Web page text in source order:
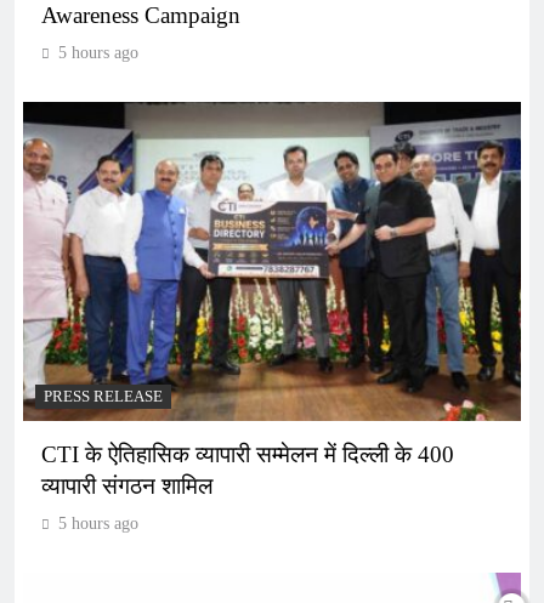
Awareness Campaign
5 hours ago
PRESS RELEASE
CTI के ऐतिहासिक व्यापारी सम्मेलन में दिल्ली के 400
व्यापारी संगठन शामिल
5 hours ago